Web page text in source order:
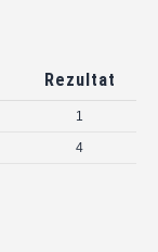
Rezultat
1
4